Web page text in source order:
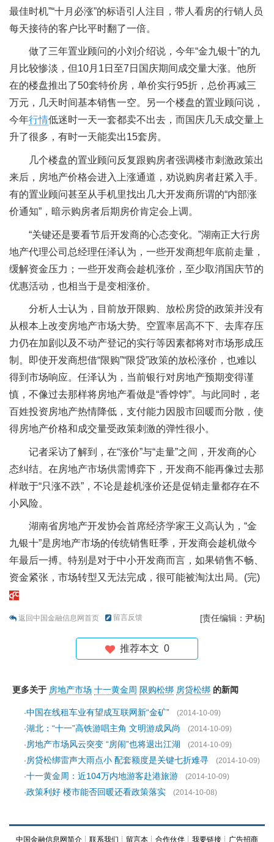
最佳时机”“十月必涨”的标语引人注目，带人看房的行销人员
每天接待的客户比平时翻了一倍。
做了三年置业顾问的小刘介绍说，今年“金九银十”的九
月比较惨淡，但10月1日至7日国庆期间成交量大涨。他所
在的楼盘推出了50套特价房，单价实行95折，总价再减三
万元，几天时间基本销售一空。另一个楼盘的置业顾问说，
今年行情低迷时一天一套都卖不出去，而国庆几天成交量上
升了很多，有时一天能卖出15套房。
几个楼盘的置业顾问反复跟购房者强调楼市刺激政策出
来后，房地产价格会进入上涨通道，劝说购房者赶紧入手。
有的置业顾问甚至从手机里找出几大开发商所谓的“内部涨
价通知”，暗示购房者后期房价肯定会上调。
“关键还是要看节后开发商的心态变化。”湖南正大行房
地产代理公司总经理任泽认为，一些开发商想年底前走量，
缓解资金压力；一些开发商会趁机涨价，至少取消国庆节的
优惠活动，也相当于是变相涨价。
分析人士认为，目前放开限购、放松房贷的政策并没有
从根本上改变房地产市场大势。空置率居高不下、去库存压
力仍在加剧以及不动产登记的实行等因素都将对市场形成压
制。即使开发商想借“限购”“限贷”政策的放松涨价，也难以
得到市场响应。任泽认为，当前银行对房地产预期变得谨
慎，不像过去那样将房地产看做是“香饽饽”。与此同时，老
百姓投资房地产热情降低，支付能力因股市回暖而分散，使
得房地产价格和成交量受政策刺激的弹性很小。
记者采访了解到，在“涨价”与“走量”之间，开发商的心
态纠结。在房地产市场供需博弈下，开发商不能再像过去那
样敢于“只涨不跌”，不论是趁机涨价还是促销走量都存在不
小风险。
湖南省房地产开发协会首席经济学家王义高认为，“金
九银十”是房地产市场的传统销售旺季，开发商会趁机做今
年最后一搏。特别是对于中小开发商而言，如果销售不畅、
资金紧张，市场转型又无法完成，很可能被淘汰出局。(完)
返回中国金融信息网首页 留言反馈 [责任编辑：尹杨]
推荐本文 0
更多关于 房地产市场 十一黄金周 限购松绑 房贷松绑 的新闻
·中国在线租车业有望成互联网新“金矿”
(2014-10-09)
·湖北：“十一”高铁游唱主角 文明游成风尚
(2014-10-09)
·房地产市场风云突变 “房闹”也将退出江湖
(2014-10-09)
·房贷松绑雷声大雨点小 配套额度是关键七折难寻
(2014-10-09)
·十一黄金周：近104万内地游客赴港旅游
(2014-10-09)
·政策利好 楼市能否回暖还看政策落实 (2014-10-08)
中国金融信息网简介 ┊ 联系我们 ┊ 留言本 ┊ 合作伙伴 ┊ 我要链接 ┊ 广告招商